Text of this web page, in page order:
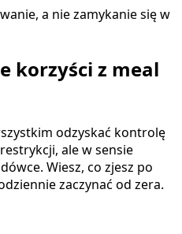
a nie zamykanie się w
korzyści z meal
odzyskać kontrolę
ale w sensie
Wiesz, co zjesz po
zaczynać od zera.